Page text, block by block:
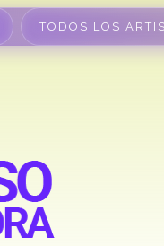
TODOS LOS